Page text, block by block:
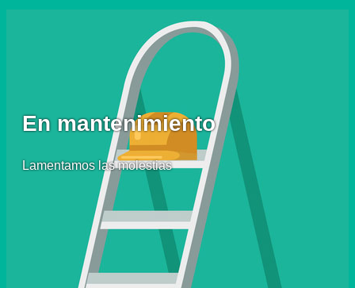
En mantenimiento
Lamentamos las molestias